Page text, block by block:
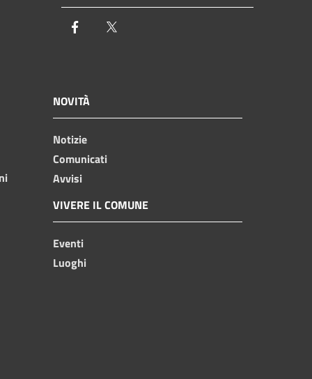
Facebook
NOVITÀ
Notizie
Comunicati
Avvisi
VIVERE IL COMUNE
Eventi
Luoghi